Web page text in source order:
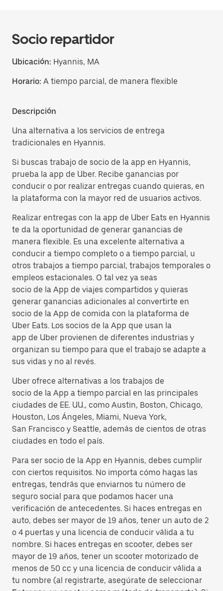
Socio repartidor
Ubicación: Hyannis, MA
Horario: A tiempo parcial, de manera flexible
Descripción
Una alternativa a los servicios de entrega
tradicionales en Hyannis.
Si buscas trabajo de socio de la app en Hyannis,
prueba la app de Uber. Recibe ganancias por
conducir o por realizar entregas cuando quieras, en
la plataforma con la mayor red de usuarios activos.
Realizar entregas con la app de Uber Eats en Hyannis
te da la oportunidad de generar ganancias de
manera flexible. Es una excelente alternativa a
conducir a tiempo completo o a tiempo parcial, u
otros trabajos a tiempo parcial, trabajos temporales o
empleos estacionales. O tal vez ya seas
socio de la App de viajes compartidos y quieras
generar ganancias adicionales al convertirte en
socio de la App de comida con la plataforma de
Uber Eats. Los socios de la App que usan la
app de Uber provienen de diferentes industrias y
organizan su tiempo para que el trabajo se adapte a
sus vidas y no al revés.
Uber ofrece alternativas a los trabajos de
socio de la App a tiempo parcial en las principales
ciudades de EE. UU., como Austin, Boston, Chicago,
Houston, Los Ángeles, Miami, Nueva York,
San Francisco y Seattle, además de cientos de otras
ciudades en todo el país.
Para ser socio de la App en Hyannis, debes cumplir
con ciertos requisitos. No importa cómo hagas las
entregas, tendrás que enviarnos tu número de
seguro social para que podamos hacer una
verificación de antecedentes. Si haces entregas en
auto, debes ser mayor de 19 años, tener un auto de 2
o 4 puertas y una licencia de conducir válida a tu
nombre. Si haces entregas en scooter, debes ser
mayor de 19 años, tener un scooter motorizado de
menos de 50 cc y una licencia de conducir válida a
tu nombre (al registrarte, asegúrate de seleccionar